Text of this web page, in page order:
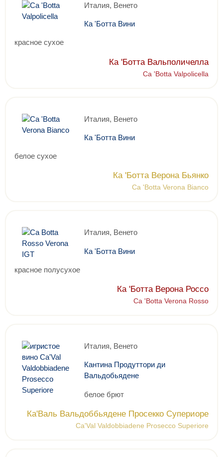
Италия, Венето
Ка 'Ботта Вини
красное сухое
Ка 'Ботта Вальполичелла
Ca 'Botta Valpolicella
Италия, Венето
Ка 'Ботта Вини
белое сухое
Ка 'Ботта Верона Бьянко
Ca 'Botta Verona Bianco
Италия, Венето
Ка 'Ботта Вини
красное полусухое
Ка 'Ботта Верона Россо
Ca 'Botta Verona Rosso
Италия, Венето
Кантина Продуттори ди
Вальдобьядене
белое брют
Ка'Валь Вальдоббьядене Просекко Супериоре
Ca'Val Valdobbiadene Prosecco Superiore